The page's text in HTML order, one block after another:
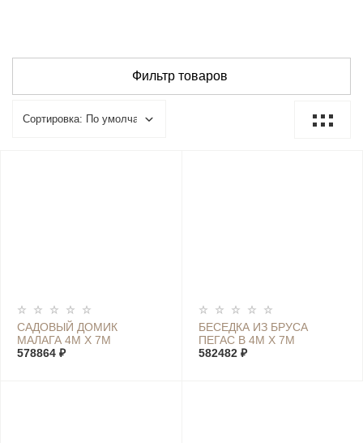
Фильтр товаров
САДОВЫЙ ДОМИК
МАЛАГА 4М Х 7М
578864 ₽
БЕСЕДКА ИЗ БРУСА
ПЕГАС В 4М Х 7М
582482 ₽